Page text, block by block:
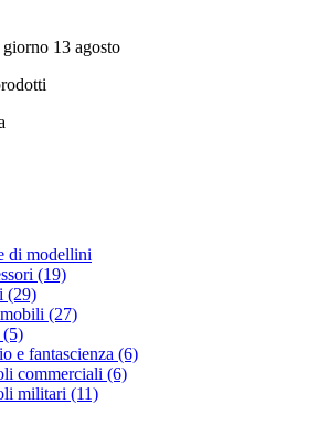
13 agosto
di modellini
(19)
(29)
(27)
e fantascienza (6)
commerciali (6)
militari (11)